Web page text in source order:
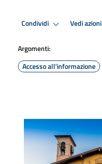
Condividi Vedi azioni
Argomenti:
Accesso all'informazione